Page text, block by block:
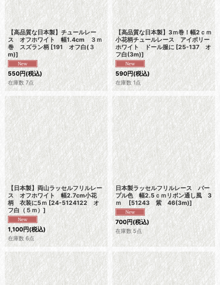
【高品質な日本製】チュールレー
ス オフホワイト 幅1.4cm ３ｍ
巻 スズラン柄 [191 オフ白(３
m)]
550円(税込)
在庫数 7点
【高品質な日本製】3ｍ巻！幅2ｃｍ
小花柄チュールレース アイボリー
ホワイト ドール服に [25-137 オ
フ白(3m)]
590円(税込)
在庫数 1点
【日本製】両山ラッセルフリルレー
ス オフホワイト 幅2.7cm小花
柄 衣装に5ｍ [24-5124122 オ
フ白（５ｍ）]
1,100円(税込)
在庫数 6点
日本製ラッセルフリルレース パー
プル色 幅2.5ｃｍリボン通し風 3
ｍ [51243 紫 46(3m)]
700円(税込)
在庫数 5点